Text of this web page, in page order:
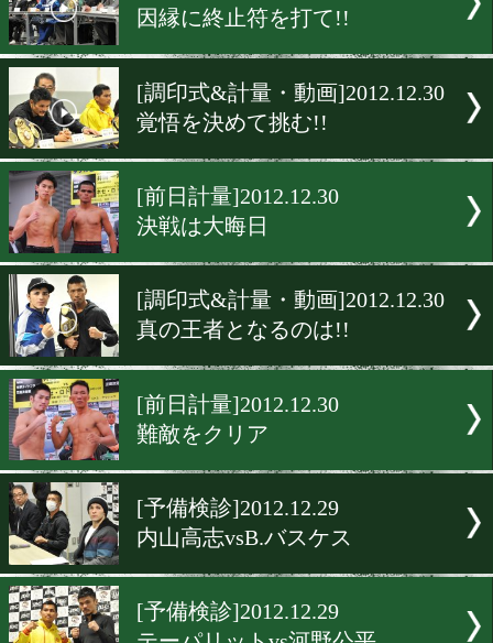
タイトルは急がず
[調印式&計量・動画
因縁に終止符を打て!!
[調印式&計量・動画
覚悟を決めて挑む!!
[前日計量]2012.12.30
[調印式&計量・動画
真の王者となるのは!!